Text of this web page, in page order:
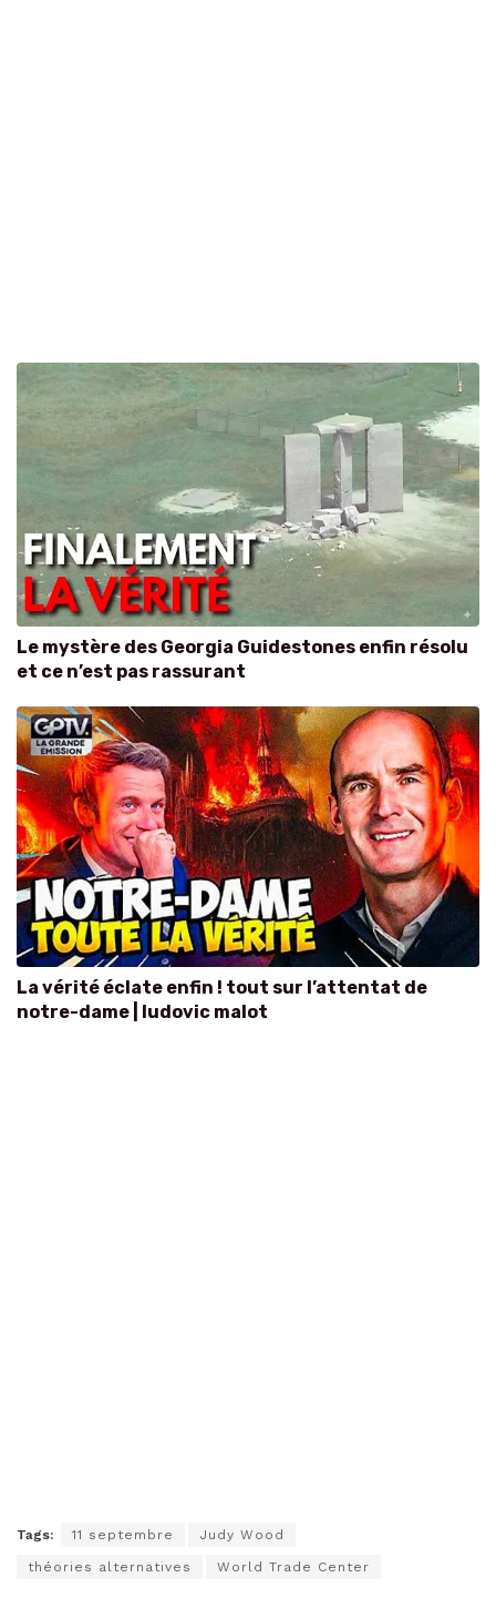
Le mystère des Georgia Guidestones enfin résolu
et ce n’est pas rassurant
La vérité éclate enfin ! tout sur l’attentat de
notre-dame | ludovic malot
Tags: 11 septembre Judy Wood
théories alternatives World Trade Center